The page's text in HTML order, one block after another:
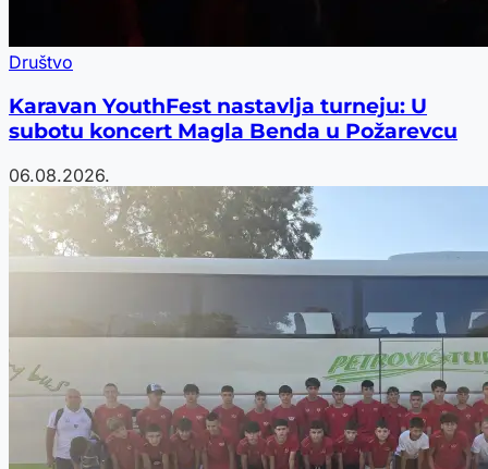
Društvo
Karavan YouthFest nastavlja turneju: U
subotu koncert Magla Benda u Požarevcu
06.08.2026.